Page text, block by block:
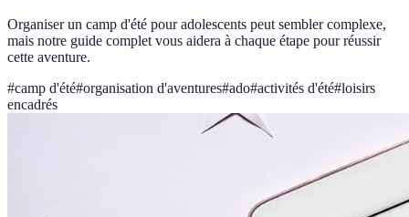
Organiser un camp d'été pour adolescents peut sembler complexe,
mais notre guide complet vous aidera à chaque étape pour réussir
cette aventure.
#camp d'été#organisation d'aventures#ado#activités d'été#loisirs
encadrés